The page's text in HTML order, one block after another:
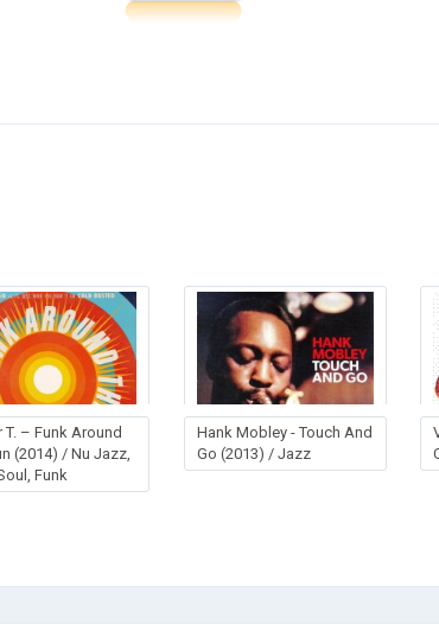
T. – Funk Around
(2014) / Nu Jazz,
Funk
Hank Mobley - Touch And
Go (2013) / Jazz